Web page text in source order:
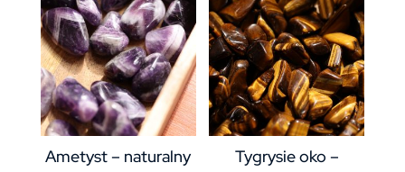
Ametyst – naturalny
Tygrysie oko –